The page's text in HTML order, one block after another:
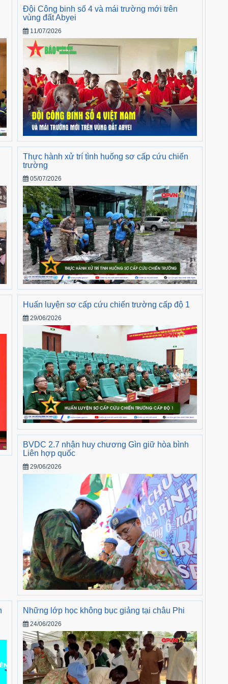
Đội Công binh số 4 và mái trường mới trên
vùng đất Abyei
11/07/2026
Thực hành xử trí tình huống sơ cấp cứu chiến
trường
05/07/2026
Huấn luyện sơ cấp cứu chiến trường cấp độ 1
29/06/2026
BVDC 2.7 nhận huy chương Gìn giữ hòa bình
Liên hợp quốc
29/06/2026
Những lớp học không bục giảng tại châu Phi
24/06/2026